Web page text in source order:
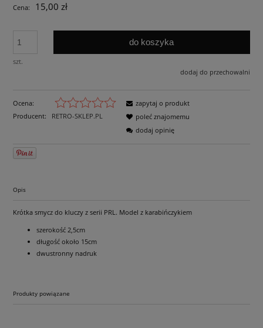
Cena: 15,00 zł
szt.
do koszyka
dodaj do przechowalni
Ocena:
Producent:
RETRO-SKLEP.PL
zapytaj o produkt
poleć znajomemu
dodaj opinię
Opis
Krótka smycz do kluczy z serii PRL. Model z karabińczykiem
szerokość 2,5cm
długość około 15cm
dwustronny nadruk
Produkty powiązane